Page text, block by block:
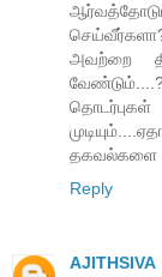
அவற்றை
தகவல்களை
Reply
AJITHSIVA